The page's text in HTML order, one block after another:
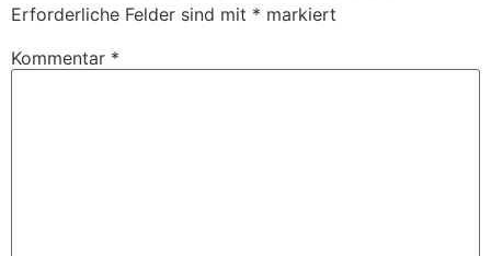
Erforderliche Felder sind mit * markiert
Kommentar *